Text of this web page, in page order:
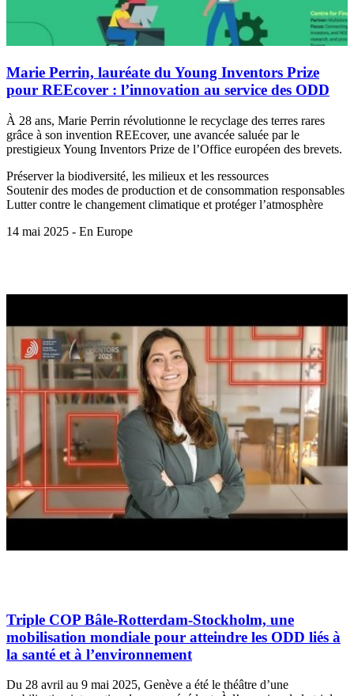
Marie Perrin, lauréate du Young Inventors Prize
pour REEcover : l’innovation au service des ODD
À 28 ans, Marie Perrin révolutionne le recyclage des terres rares
grâce à son invention REEcover, une avancée saluée par le
prestigieux Young Inventors Prize de l’Office européen des brevets.
Préserver la biodiversité, les milieux et les ressources
Soutenir des modes de production et de consommation responsables
Lutter contre le changement climatique et protéger l’atmosphère
14 mai 2025 - En Europe
Triple COP Bâle-Rotterdam-Stockholm, une
mobilisation mondiale pour atteindre les ODD liés à
la santé et à l’environnement
Du 28 avril au 9 mai 2025, Genève a été le théâtre d’une